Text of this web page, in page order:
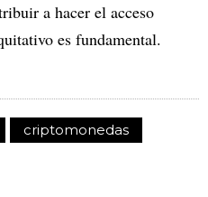
a hacer el acceso
es fundamental.
criptomonedas